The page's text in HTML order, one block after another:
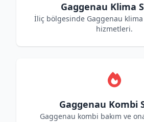
Gaggenau Klima
İliç bölgesinde Gaggenau klima
hizmetleri.
Gaggenau Kombi
Gaggenau kombi bakım ve